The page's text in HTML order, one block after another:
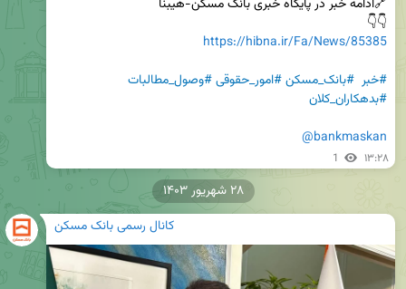
👇👇
https://hibna.ir/Fa/News/85385
#خبر #بانک_مسکن#امور_حقوقی#وصول_مطالبات
#بدهکاران_کلان
@bankmaskan
1 ۱۳:۲۸
کانال رسمی بانک مسکن
۲۸ شهریور ۱۴۰۳